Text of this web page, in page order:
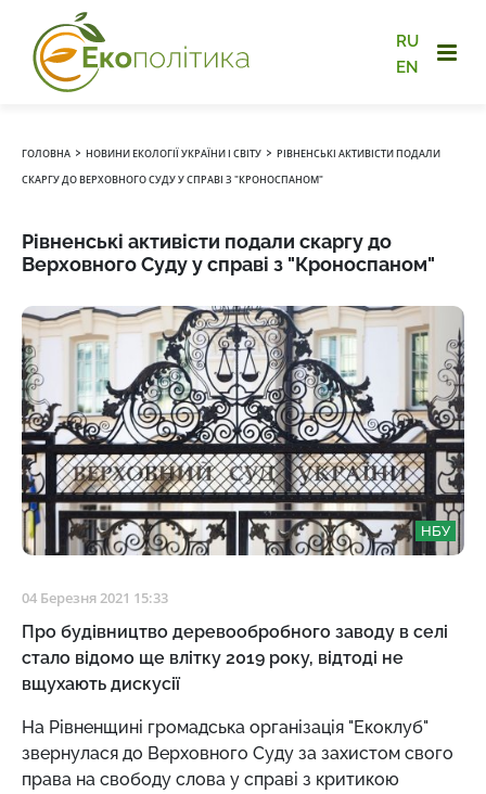
RU
EN
ГОЛОВНА › НОВИНИ ЕКОЛОГІЇ УКРАЇНИ І СВІТУ › РІВНЕНСЬКІ АКТИВІСТИ ПОДАЛИ
СКАРГУ ДО ВЕРХОВНОГО СУДУ У СПРАВІ З "КРОНОСПАНОМ"
Рівненські активісти подали скаргу до
Верховного Суду у справі з "Кроноспаном"
НБУ
04 Березня 2021 15:33
Про будівництво деревообробного заводу в селі
стало відомо ще влітку 2019 року, відтоді не
вщухають дискусії
На Рівненщині громадська організація "Екоклуб"
звернулася до Верховного Суду за захистом свого
права на свободу слова у справі з критикою